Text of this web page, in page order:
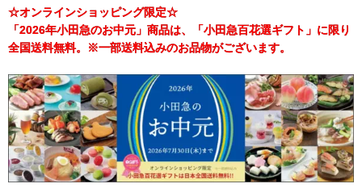
☆オンラインショッピング限定☆
「2026年小田急のお中元」商品は、「小田急百花選ギフト」に限り
全国送料無料。※一部送料込みのお品物がございます。